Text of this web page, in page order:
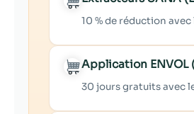
10 % de réduction avec
Application
30 jours gratuits avec le